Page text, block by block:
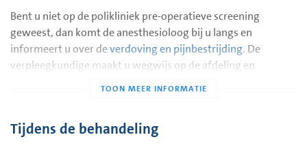
dan goed ontspannen is en de snee zo klein mogelijk. Soms
vindt de ingreep via de lies plaats. Dit in overleg met uw
uroloog.
De behandeling van varicoceles wordt alleen gedaan indien
de varcocele klachten oplevert of als de man ongewenst
Bent u niet op de polikliniek pre-operatieve screening
geweest, dan komt de anesthesioloog bij u langs en
informeert u over deverdoving en pijnbestrijding. De
verpleegkundige maakt u wegwijs op de afdeling en
Het is niet nodig om de huid te ontharen. Indien nodig wordt
dit vlak voor de operatie gedaan.
Tijdens de behandeling